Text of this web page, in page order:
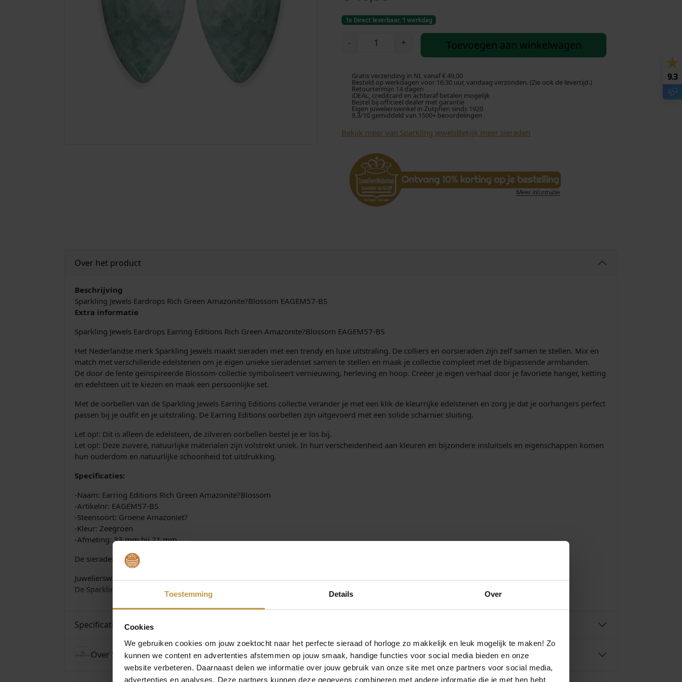
Toestemming Details Over
Cookies
We gebruiken cookies om jouw zoektocht naar het perfecte sieraad of horloge zo makkelijk en leuk mogelijk te maken! Zo
kunnen we content en advertenties afstemmen op jouw smaak, handige functies voor social media bieden en onze
website verbeteren. Daarnaast delen we informatie over jouw gebruik van onze site met onze partners voor social media,
advertenties en analyses. Deze partners kunnen deze gegevens combineren met andere informatie die je met hen hebt
1x Direct leverbaar, 1 werkdag
-
J
h
r
e
e
m
a
n
s
G
E
7
-
S
+ Toevoegen aan winkelwagen
Gratis verzending in NL vanaf € 49,00
Besteld op werkdagen voor 16:30 uur, vandaag verzonden. (Zie ook de levertijd.)
Retourtermijn 14 dagen
iDEAL, creditcard en achteraf betalen mogelijk
Bestel bij officieel dealer met garantie
Eigen juwelierswinkel in Zutphen sinds 1920
9.3/10 gemiddeld van 1500+ beoordelingen
Bekijk meer van Sparkling JewelsBekijk meer sieraden
Over het product
Beschrijving
Sparkling Jewels Eardrops Rich Green Amazonite?Blossom EAGEM57-BS
Extra informatie
Sparkling Jewels Eardrops Earring Editions Rich Green Amazonite?Blossom EAGEM57-BS
Het Nederlandse merk Sparkling Jewels maakt sieraden met een trendy en luxe uitstraling. De colliers en oorsieraden zijn zelf samen te stellen. Mix en
match met verschillende edelstenen om je eigen unieke sieradenset samen te stellen en maak je collectie compleet met de bijpassende armbanden.
De door de lente geïnspireerde Blossom-collectie symboliseert vernieuwing, herleving en hoop. Creëer je eigen verhaal door je favoriete hanger, ketting
en edelsteen uit te kiezen en maak een persoonlijke set.
Met de oorbellen van de Sparkling Jewels Earring Editions collectie verander je met een klik de kleurrijke edelstenen en zorg je dat je oorhangers perfect
passen bij je outfit en je uitstraling. De Earring Editions oorbellen zijn uitgevoerd met een solide scharnier sluiting.
Let op!: Dit is alleen de edelsteen, de zilveren oorbellen bestel je er los bij.
Let op!: Deze zuivere, natuurlijke materialen zijn volstrekt uniek. In hun verscheidenheid aan kleuren en bijzondere insluitsels en eigenschappen komen
hun ouderdom en natuurlijke schoonheid tot uitdrukking.
Specificaties:
-Naam: Earring Editions Rich Green Amazonite?Blossom
-Artikelnr: EAGEM57-BS
-Steensoort: Groene Amazoniet?
-Kleur: Zeegroen
-Afmeting: 33 mm bij 21 mm
De sieraden van Sparkling Jewels worden geleverd in de originele Sparkling Jewels verpakking.
Juwelierswebshop.nl is officieel dealer van Sparkling Jewels sieraden.
De Sparkling Jewels collectie wordt verzorgd door officieel dealer de Grijff Juweliers Zutphen.
Specificaties
Over Sparkling Jewels
9.3